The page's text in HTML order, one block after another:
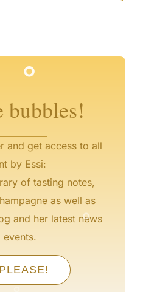
bubbles!
and get access to all
by Essi:
of tasting notes,
as well as
and her latest news
events.
°
°
°
° °